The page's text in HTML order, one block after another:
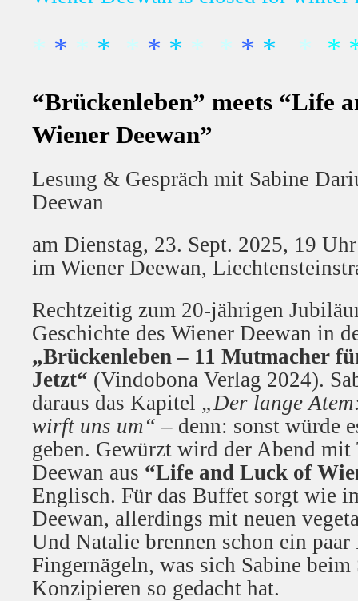
* * * * * * * * * * * * *
“Brückenleben” meets “Life
Wiener Deewan”
Lesung & Gespräch mit Sabine
Deewan
am Dienstag, 23. Sept. 2025, 19 Uhr
im Wiener Deewan,
Rechtzeitig zum 20-jährigen
Geschichte des Wiener Deewan in
„Brückenleben – 11 Mutmacher
Jetzt“ (Vindobona Verlag 2024).
daraus das Kapitel „Der lange
wirft uns um“ – denn: sonst würde
geben. Gewürzt wird der Abend
Deewan aus “Life and Luck of
Englisch. Für das Buffet sorgt wie
Deewan, allerdings mit neuen
Und Natalie brennen schon ein paar
Fingernägeln, was sich Sabine beim
Konzipieren so gedacht hat.